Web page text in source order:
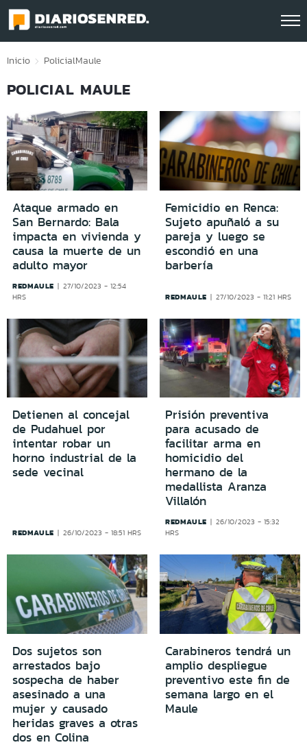
Click acá para ir directamente al contenido
Inicio PolicialMaule
POLICIAL MAULE
Ataque armado en
San Bernardo: Bala
impacta en vivienda y
causa la muerte de un
adulto mayor
REDMAULE
27/10/2023 - 12:54
HRS
Femicidio en Renca:
Sujeto apuñaló a su
pareja y luego se
escondió en una
barbería
REDMAULE 27/10/2023 - 11:21 HRS
Detienen al concejal
de Pudahuel por
intentar robar un
horno industrial de la
sede vecinal
REDMAULE 26/10/2023 - 18:51 HRS
Prisión preventiva
para acusado de
facilitar arma en
homicidio del
hermano de la
medallista Aranza
Villalón
REDMAULE
26/10/2023 - 15:32
HRS
Dos sujetos son
arrestados bajo
sospecha de haber
asesinado a una
mujer y causado
heridas graves a otras
dos en Colina
Carabineros tendrá un
amplio despliegue
preventivo este fin de
semana largo en el
Maule